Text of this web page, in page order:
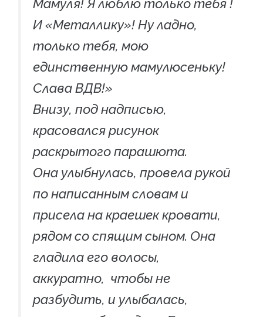
Мамуля! Я люблю только тебя !
И «Металлику»! Ну ладно,
только тебя, мою
единственную мамулюсеньку!
Слава ВДВ!»
Внизу, под надписью,
красовался рисунок
раскрытого парашюта.
Она улыбнулась, провела рукой
по написанным словам и
присела на краешек кровати,
рядом со спящим сыном. Она
гладила его волосы,
аккуратно, чтобы не
разбудить, и улыбалась,